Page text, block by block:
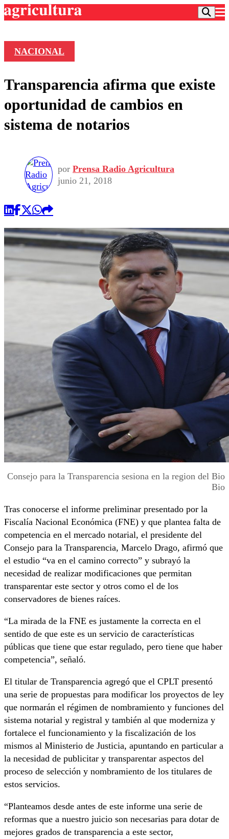
Frecuencias
Agricultura TV
Deportes
Colo Colo
Seleccion Chilena
Torneo Internacional
Entretención
Economía
Internacional
Publicaciones en medios
Opinión
Programas
NACIONAL
Transparencia afirma que existe
oportunidad de cambios en
sistema de notarios
por Prensa Radio Agricultura
junio 21, 2018
Consejo para la Transparencia sesiona en la region del Bio
Bio
Tras conocerse el informe preliminar presentado por la
Fiscalía Nacional Económica (FNE) y que plantea falta de
competencia en el mercado notarial, el presidente del
Consejo para la Transparencia, Marcelo Drago, afirmó que
el estudio “va en el camino correcto” y subrayó la
necesidad de realizar modificaciones que permitan
transparentar este sector y otros como el de los
conservadores de bienes raíces.
“La mirada de la FNE es justamente la correcta en el
sentido de que este es un servicio de características
públicas que tiene que estar regulado, pero tiene que haber
competencia”, señaló.
El titular de Transparencia agregó que el CPLT presentó
una serie de propuestas para modificar los proyectos de ley
que normarán el régimen de nombramiento y funciones del
sistema notarial y registral y también al que moderniza y
fortalece el funcionamiento y la fiscalización de los
mismos al Ministerio de Justicia, apuntando en particular a
la necesidad de publicitar y transparentar aspectos del
proceso de selección y nombramiento de los titulares de
estos servicios.
“Planteamos desde antes de este informe una serie de
reformas que a nuestro juicio son necesarias para dotar de
mejores grados de transparencia a este sector,